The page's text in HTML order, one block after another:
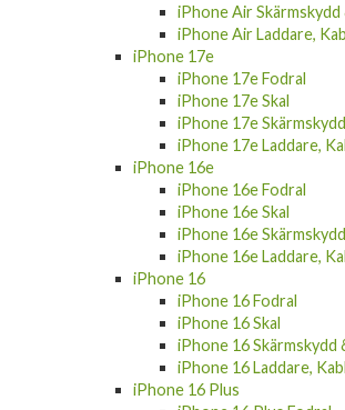
iPhone Air Skärmskydd
iPhone Air Laddare,
iPhone 17e
iPhone 17e Fodral
iPhone 17e Skal
iPhone 17e
iPhone 17e Laddare,
iPhone 16e
iPhone 16e Fodral
iPhone 16e Skal
iPhone 16e
iPhone 16e Laddare,
iPhone 16
iPhone 16 Fodral
iPhone 16 Skal
iPhone 16 Skärmskydd
iPhone 16 Laddare,
iPhone 16 Plus